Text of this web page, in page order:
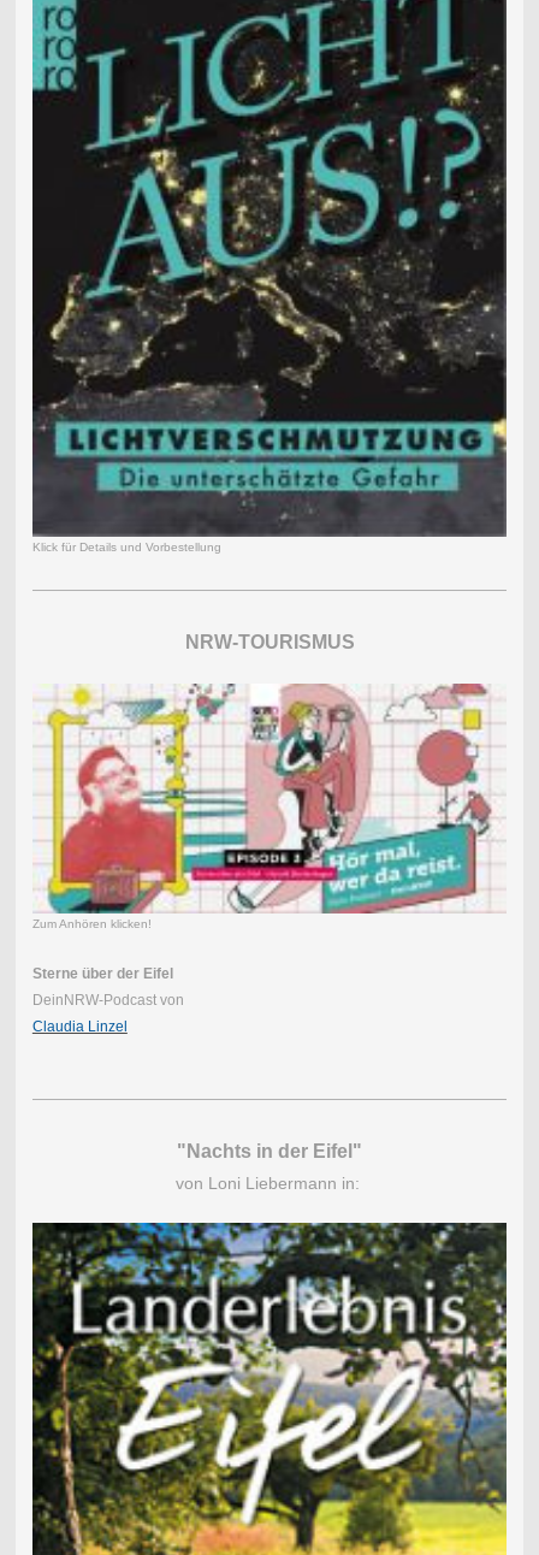
Klick für Details und Vorbestellung
NRW-TOURISMUS
Zum Anhören klicken!
Sterne über der Eifel
DeinNRW-Podcast von
Claudia Linzel
"Nachts in der Eifel"
von Loni Liebermann in: